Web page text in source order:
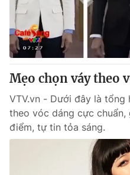
Mẹo chọn váy theo
VTV.vn - Dưới đây là tổng
theo vóc dáng cực
điểm, tự tin tỏa sáng.